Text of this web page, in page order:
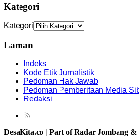
Kategori
Kategori
Laman
Indeks
Kode Etik Jurnalistik
Pedoman Hak Jawab
Pedoman Pemberitaan Media
Redaksi
DesaKita.co | Part of Radar Jombang